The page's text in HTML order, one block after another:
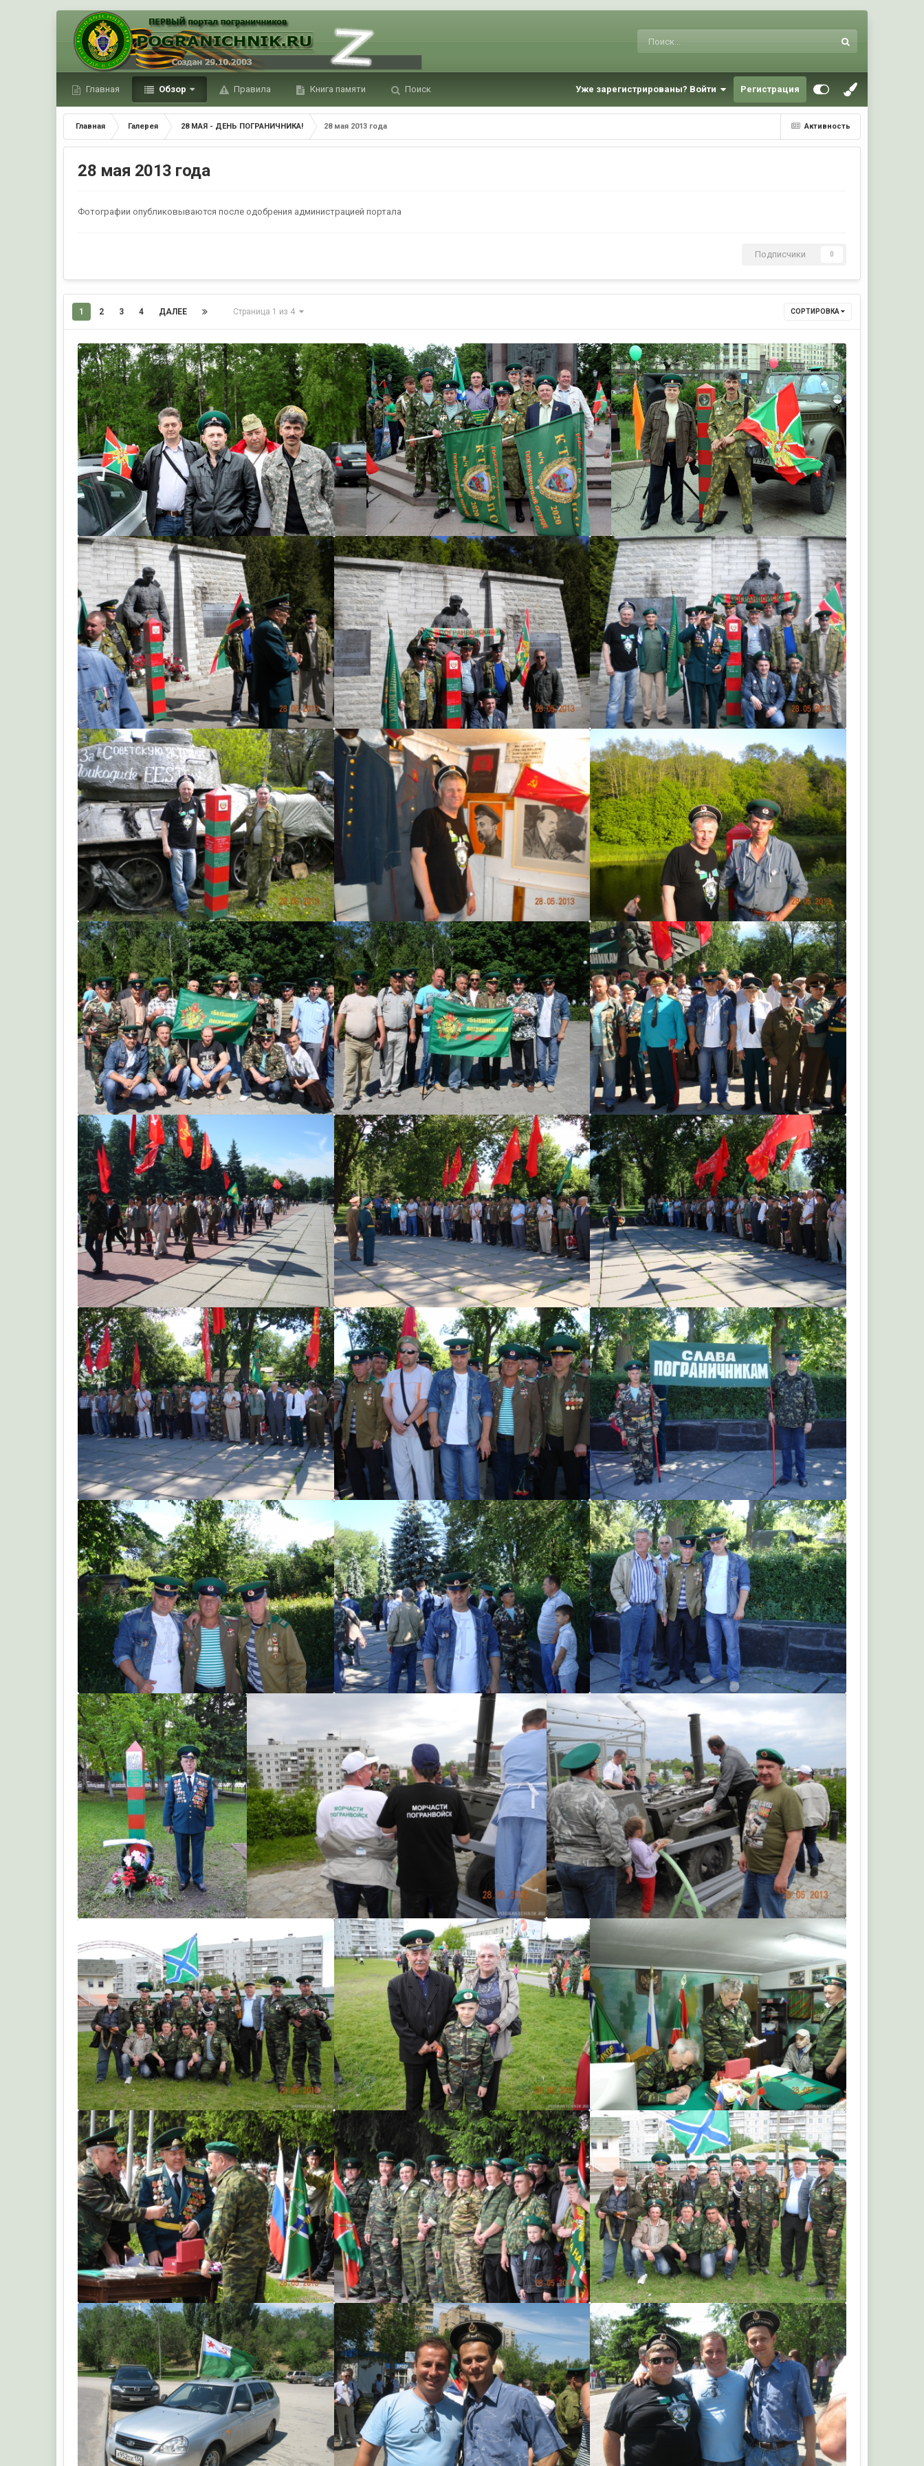
Главная Обзор Правила Книга памяти Поиск Уже зарегистрированы? Войти Регистрация
Активность
Главная Галерея 28 МАЯ - ДЕНЬ ПОГРАНИЧНИКА! 28 мая 2013 года
28 мая 2013 года
Фотографии опубликовываются после одобрения администрацией портала
Подписчики 0
СОРТИРОВКА
1 2 3 4 ДАЛЕЕ Страница 1 из 4
важняк важняк важняк
Сергей Сергей Сергей
Сергей Сергей
ruskiy ruskiy ruskiy
ruskiy ruskiy ruskiy
ruskiy ruskiy ruskiy
ruskiy ruskiy ruskiy
Кардан 0348 Кардан 0348 Кардан 0348
Кардан 0348 Кардан 0348 Кардан 0348
Кардан 0348 Кардан 0348 Кардан 0348